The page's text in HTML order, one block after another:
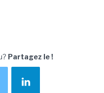
Partagez le !